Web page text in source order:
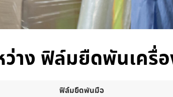
ว่าง ฟิล์มยืดพันเค
ฟิล์มยืดพันมือ